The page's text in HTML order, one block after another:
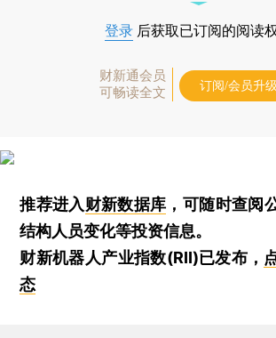
登录 后获取已订阅的阅读
财新通会员
可畅读全文
订阅/会员升级
推荐进入财新数据库 ，可随时查阅
结构人员变化等投资信息。
财新机器人产业指数(RII)已发布，
态